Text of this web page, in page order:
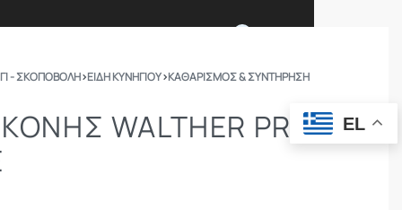
- ΣΚΟΠΟΒΟΛΗ›ΕΙΔΗ ΚΥΝΗΓΙΟΥ›ΚΑΘΑΡΙΣΜΌΣ & ΣΥΝΤΉΡΗΣΗ
WALTHER PRO
EL